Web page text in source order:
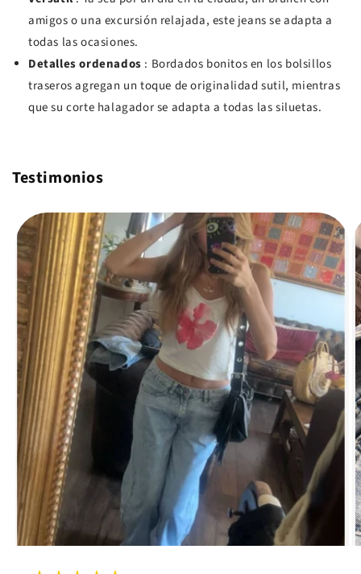
amigos o una excursión relajada, este jeans se adapta a
todas las ocasiones.
Detalles ordenados : Bordados bonitos en los bolsillos
traseros agregan un toque de originalidad sutil, mientras
que su corte halagador se adapta a todas las siluetas.
Testimonios